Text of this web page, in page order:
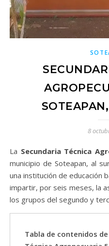
8
La Secundaria Técnica
municipio de Soteapan, al
una institución de educación
impartir, por seis meses, la
los grupos del segundo y
Tabla de contenidos